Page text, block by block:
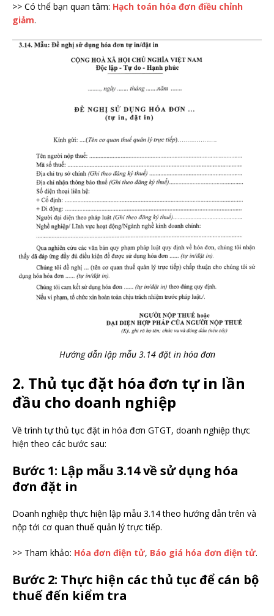
>> Có thể bạn quan tâm: Hạch toán hóa đơn điều chỉnh
giảm.
Hướng dẫn lập mẫu 3.14 đặt in hóa đơn
2. Thủ tục đặt hóa đơn tự in lần
đầu cho doanh nghiệp
Về trình tự thủ tục đặt in hóa đơn GTGT, doanh nghiệp thực
hiện theo các bước sau:
Bước 1: Lập mẫu 3.14 về sử dụng hóa
đơn đặt in
Doanh nghiệp thực hiện lập mẫu 3.14 theo hướng dẫn trên và
nộp tới cơ quan thuế quản lý trực tiếp.
>> Tham khảo: Hóa đơn điện tử, Báo giá hóa đơn điện tử.
Bước 2: Thực hiện các thủ tục để cán bộ
thuế đến kiểm tra